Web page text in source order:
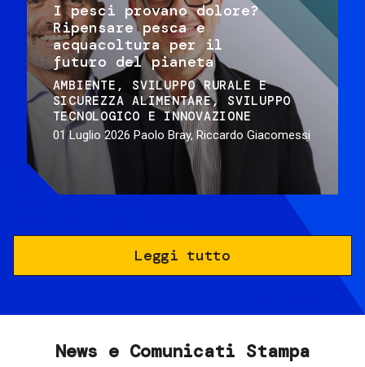
I pesci provano dolore?
Ripensare pesca e
acquacoltura per il
futuro del pianeta
AMBIENTE
SVILUPPO RURALE E
SICUREZZA ALIMENTARE
SVILUPPO
TECNOLOGICO E INNOVAZIONE
01 Luglio 2026 Paolo Bray, Riccardo Giacomessi
Leggi tutto
News e Comunicati Stampa